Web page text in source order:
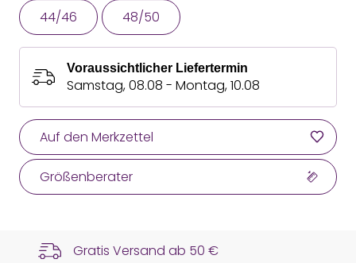
44/46 48/50
Voraussichtlicher Liefertermin
Samstag, 08.08 - Montag, 10.08
Auf den Merkzettel
Größenberater
Gratis Versand ab 50 €